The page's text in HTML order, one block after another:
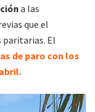
a las
que el
El
de paro con los